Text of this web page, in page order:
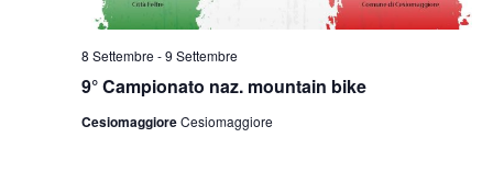
9° Campionato naz. mountain bike
8 Settembre -9 Settembre
CesiomaggioreCesiomaggiore